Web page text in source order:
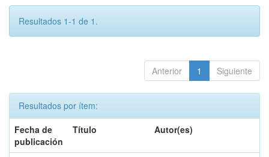
Resultados 1-1 de 1.
Anterior 1 Siguiente
Resultados por ítem:
Fecha de
publicación
Título Autor(es)